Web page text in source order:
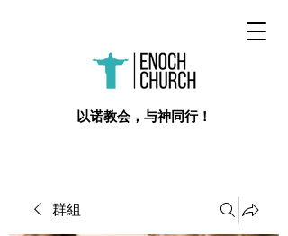
​以诺教会，与神同行！
群組